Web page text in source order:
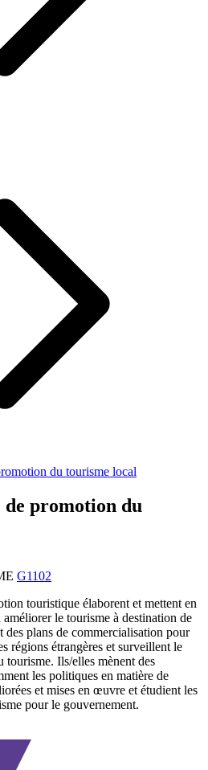
du tourisme local
de promotion du
G1102
touristique élaborent et mettent en
le tourisme à destination de
des plans de commercialisation pour
régions étrangères et surveillent le
tourisme. Ils/elles mènent des
les politiques en matière de
et mises en œuvre et étudient les
pour le gouvernement.